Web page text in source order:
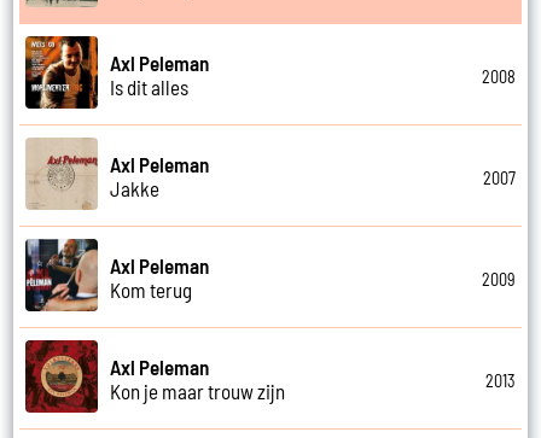
Axl Peleman
Is dit alles
2008
Axl Peleman
Jakke
2007
Axl Peleman
Kom terug
2009
Axl Peleman
Kon je maar trouw zijn
2013